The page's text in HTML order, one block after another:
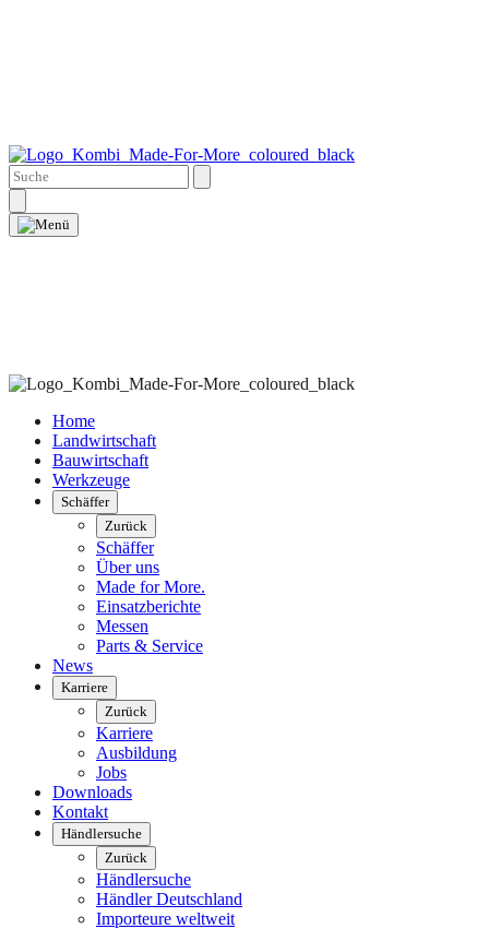
Home
Landwirtschaft
Bauwirtschaft
Werkzeuge
Schäffer
Zurück
Schäffer
Über uns
Made for More.
Einsatzberichte
Messen
Parts & Service
News
Karriere
Zurück
Karriere
Ausbildung
Jobs
Downloads
Kontakt
Händlersuche
Zurück
Händlersuche
Händler Deutschland
Importeure weltweit